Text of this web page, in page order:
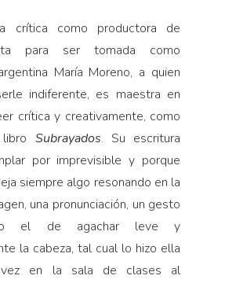
crítica como productora de
para ser tomada como
María Moreno, a quien
indiferente, es maestra en
crítica y creativamente, como
Subrayados. Su escritura
por imprevisible y porque
siempre algo resonando en la
una pronunciación, un gesto
el de agachar leve y
la cabeza, tal cual lo hizo ella
en la sala de clases al